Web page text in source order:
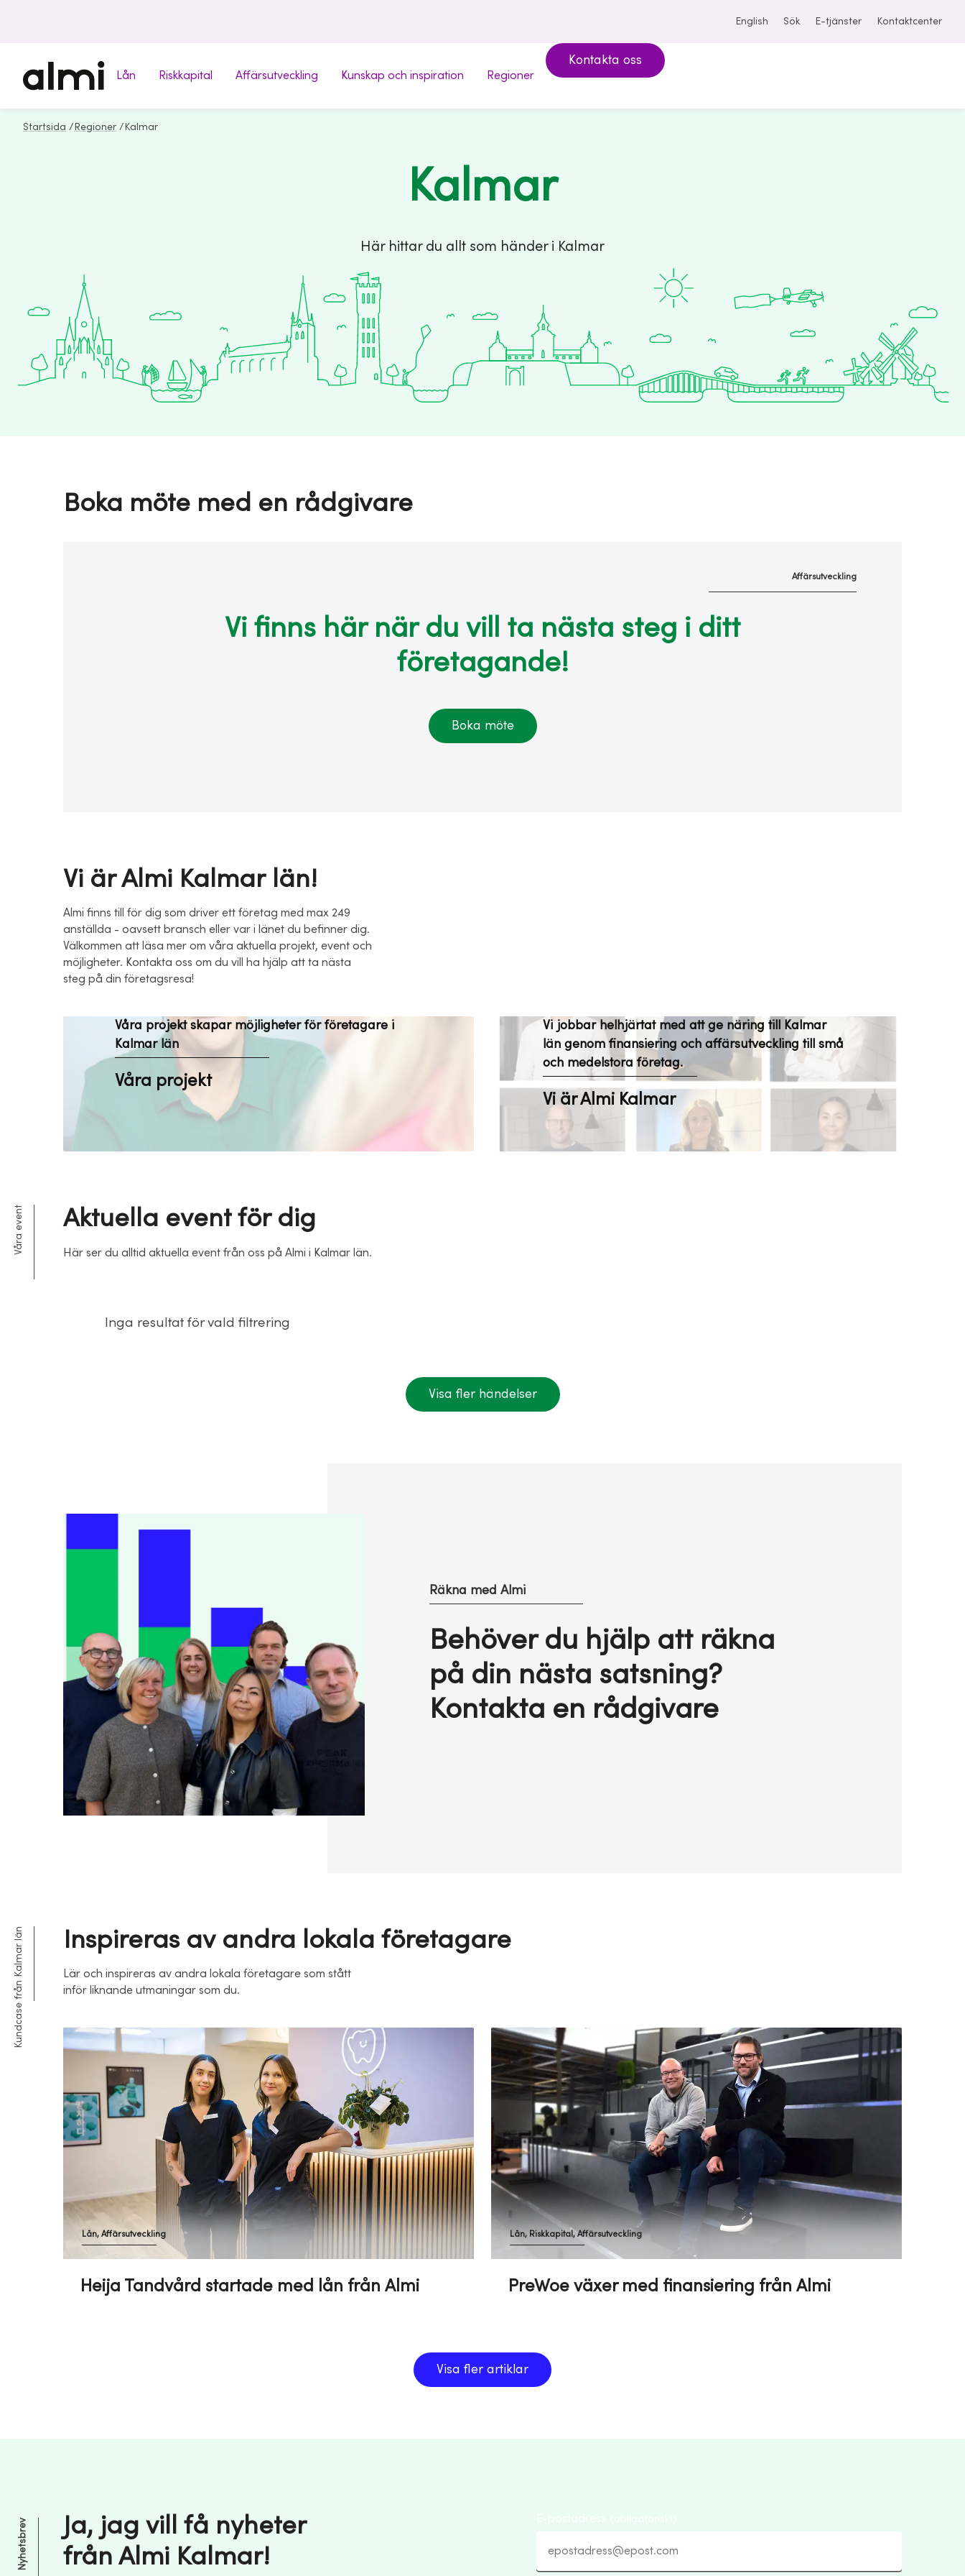
English Sök E-tjänster Kontaktcenter
Lån Riskkapital Affärsutveckling Kunskap och inspiration Regioner
Kontakta oss
Startsida / Regioner / Kalmar
Kalmar
Här hittar du allt som händer i Kalmar
Boka möte med en rådgivare
Affärsutveckling
Vi finns här när du vill ta nästa steg i ditt
företagande!
Boka möte
Vi är Almi Kalmar län!
Almi finns till för dig som driver ett företag med max 249
anställda - oavsett bransch eller var i länet du befinner dig.
Välkommen att läsa mer om våra aktuella projekt, event och
möjligheter. Kontakta oss om du vill ha hjälp att ta nästa
steg på din företagsresa!
Våra projekt skapar möjligheter för företagare i
Kalmar län
Våra projekt
Vi jobbar helhjärtat med att ge näring till Kalmar
län genom finansiering och affärsutveckling till små
och medelstora företag.
Vi är Almi Kalmar
Aktuella event för dig
Våra event Här ser du alltid aktuella event från oss på Almi i Kalmar län.
Inga resultat för vald filtrering
Visa fler händelser
Räkna med Almi
Behöver du hjälp att räkna
på din nästa satsning?
Kontakta en rådgivare
Inspireras av andra lokala företagare
Kundcase från Kalmar län
Lär och inspireras av andra lokala företagare som stått
inför liknande utmaningar som du.
Heija Tandvård startade med lån från Almi
Lån, Affärsutveckling
PreWoe växer med finansiering från Almi
Lån, Riskkapital, Affärsutveckling
Visa fler artiklar
Nyhetsbrev
Ja, jag vill få nyheter
från Almi Kalmar!